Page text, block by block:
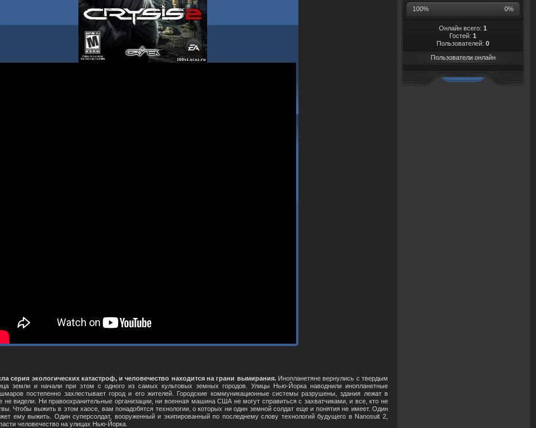
100%
0%
Онлайн всего: 1
Гостей: 1
Пользователей: 0
Пользователи онлайн
серия экологических катастроф, и человечество находится на грани вымирания.Инопланетяне вернулись с твердым
земли и начали при этом с одного из самых культовых земных городов. Улицы Нью-Йорка наводнили инопланетные
постепенно захлестывает город и его жителей. Городские коммуникационные системы разрушены, здания лежат в
видели. Ни правоохранительные организации, ни военная машина США не могут справиться с захватчиками, и все, кто не
Чтобы выжить в этом хаосе, вам понадобятся технологии, о которых ни один земной солдат еще и понятия не имеет. Один
ему выжить. Один суперсолдат, вооруженный и экипированный по последнему слову технологий будущего в Nanosuit 2,
человечество на улицах Нью-Йорка.